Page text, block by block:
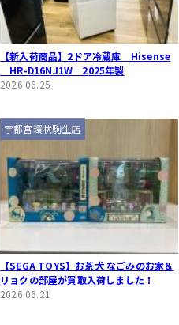
【新入荷商品】2ドア冷蔵庫 Hisense
HR-D16NJ1W 2025年製
2026.06.25
宇都宮環状駒生店
【SEGA TOYS】お茶犬 なごみのお家＆
リョクの部屋が買取入荷しました！
2026.06.21